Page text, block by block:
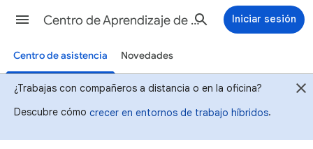
Centro de Aprendizaje de Google Workspace Iniciar sesión
Centro de asistencia Novedades
¿Trabajas con compañeros a distancia o en la oficina?
Descubre cómo crecer en entornos de trabajo híbridos.